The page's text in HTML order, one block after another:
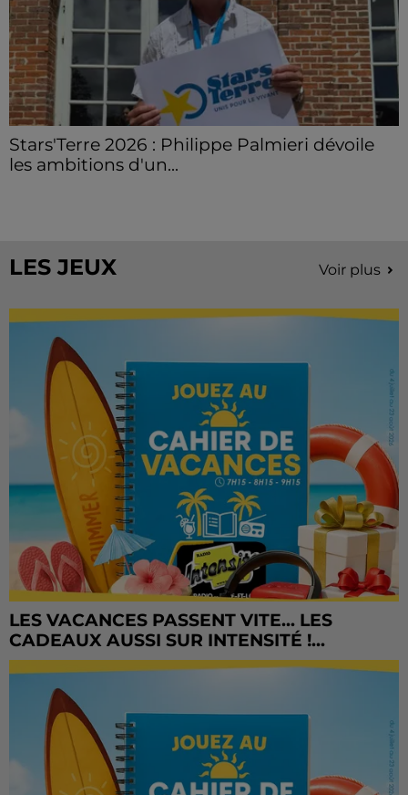
Stars'Terre 2026 : Philippe Palmieri dévoile
les ambitions d'un...
LES JEUX Voir plus
LES VACANCES PASSENT VITE... LES
CADEAUX AUSSI SUR INTENSITÉ !...